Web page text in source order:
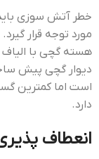
خطر آتش سوزی
مورد توجه قرار
هسته گچی با الیاف
دیوار گچی پیش
است اما کمترین
دارد.
انعطاف